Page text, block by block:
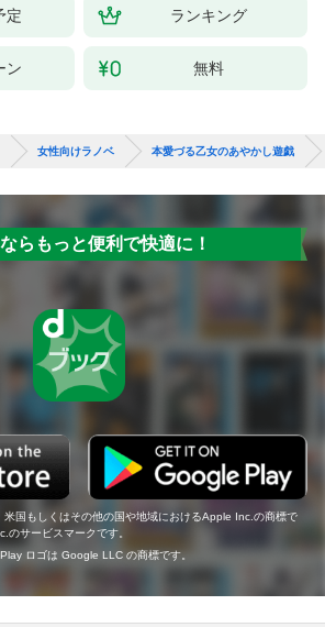
定 ランキング
ン 無料
女性向けラノベ 本愛づる乙女のあやかし遊戯
らもっと便利で快適に！
国もしくはその他の国や地域におけるApple Inc.の商標で
サービスマークです。
ロゴは Google LLC の商標です。